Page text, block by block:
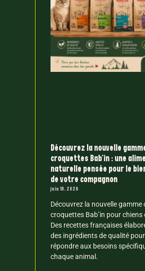
Découvrez la nouvelle
croquettes Bab’in : une
naturelle pensée pour le
de votre compagnon
juin 18, 2026
Découvrez la nouvelle gamme
croquettes Bab’in pour chiens
Des recettes françaises
des ingrédients de qualité pour
répondre aux besoins
chaque animal.